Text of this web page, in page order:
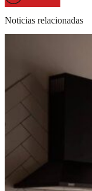
Noticias relacionadas